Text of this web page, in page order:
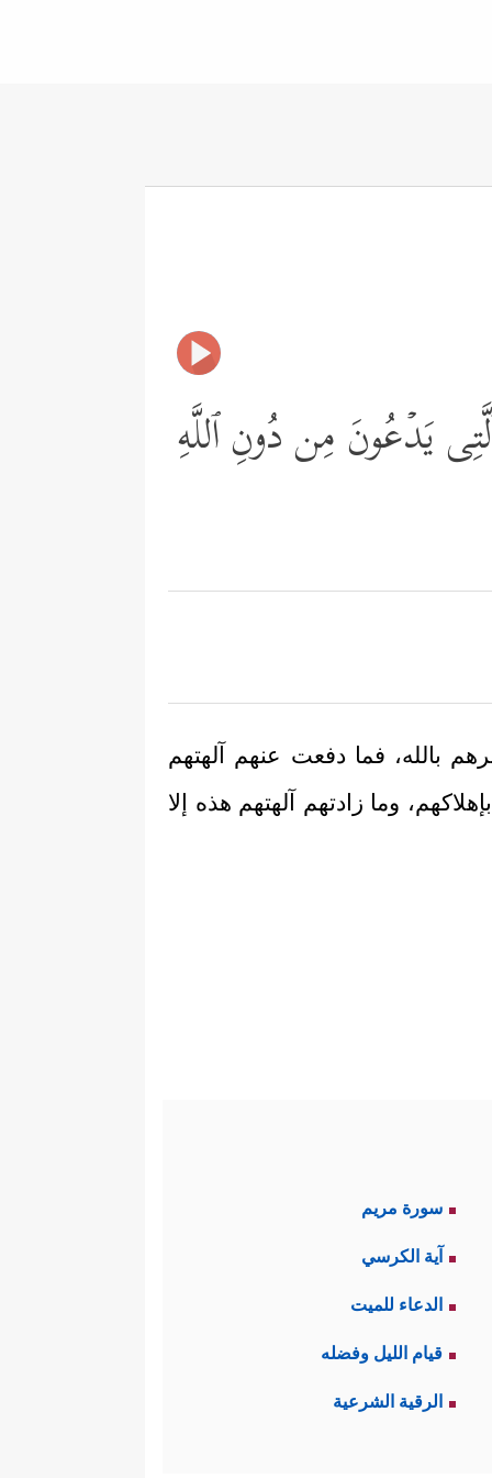
یَدۡعُونَ مِن دُونِ ٱللَّهِ
بالله، فما دفعت عنهم آلهتهم
وما زادتهم آلهتهم هذه إلا
سورة مريم
آية الكرسي
الدعاء للميت
قيام الليل وفضله
الرقية الشرعية